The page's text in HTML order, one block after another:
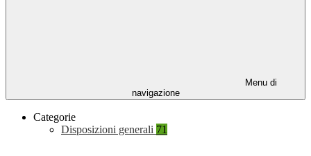
Menu di
navigazione
Categorie
Disposizioni generali 71